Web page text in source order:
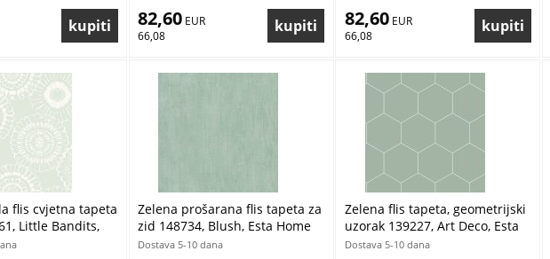
Točkice
Životinje
82,60 EUR
66,08
82,60 EUR
66,08
flis cvjetna tapeta
Little Bandits,
Zelena prošarana flis tapeta za
zid 148734, Blush, Esta Home
Dostava 5-10 dana
Zelena flis tapeta, geometrijski
uzorak 139227, Art Deco, Esta
Dostava 5-10 dana